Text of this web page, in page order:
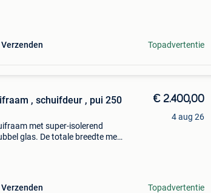
Topadvertentie
, schuifdeur , pui 250
met super-isolerend
glas. De totale breedte met
€ 2.400,00
4 aug 26
Topadvertentie